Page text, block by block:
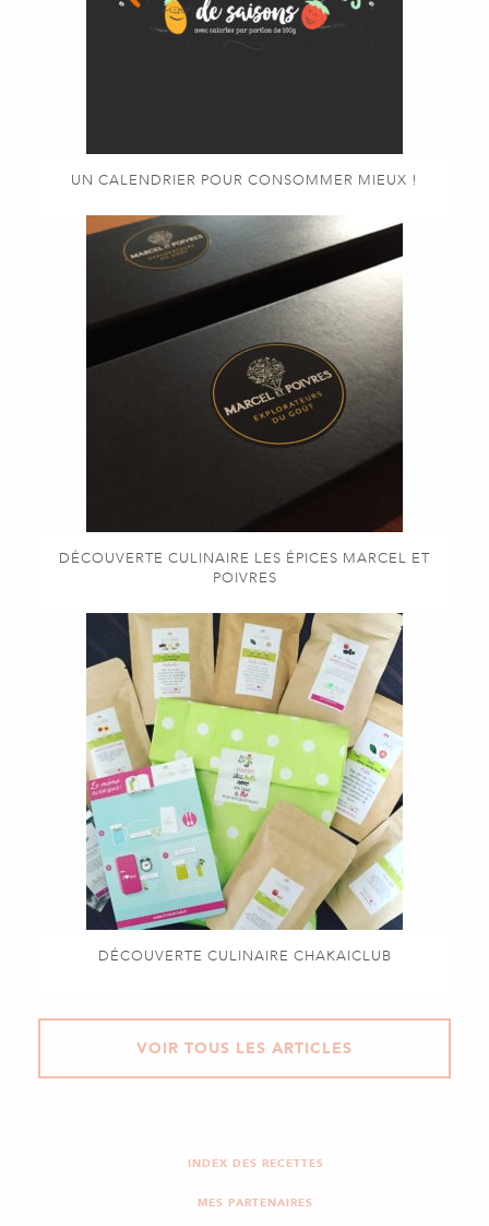
UN CALENDRIER POUR CONSOMMER MIEUX !
DÉCOUVERTE CULINAIRE LES ÉPICES MARCEL ET
POIVRES
DÉCOUVERTE CULINAIRE CHAKAICLUB
VOIR TOUS LES ARTICLES
INDEX DES RECETTES
MES PARTENAIRES